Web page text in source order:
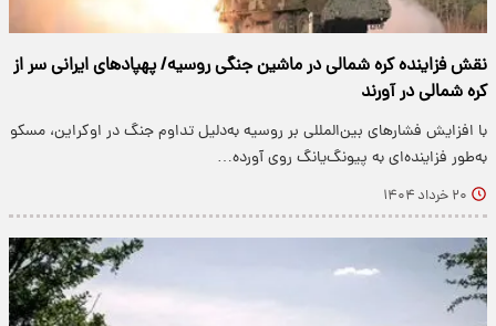
نقش فزاینده کره شمالی در ماشین جنگی روسیه/ پهپادهای ایرانی سر از
کره شمالی در آورند
با افزایش فشارهای بین‌المللی بر روسیه به‌دلیل تداوم جنگ در اوکراین، مسکو
به‌طور فزاینده‌ای به پیونگ‌یانگ روی آورده…
۲۰ خرداد ۱۴۰۴